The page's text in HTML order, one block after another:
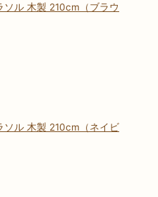
ソル 木製 210cm（ブラウ
ソル 木製 210cm（ネイビ